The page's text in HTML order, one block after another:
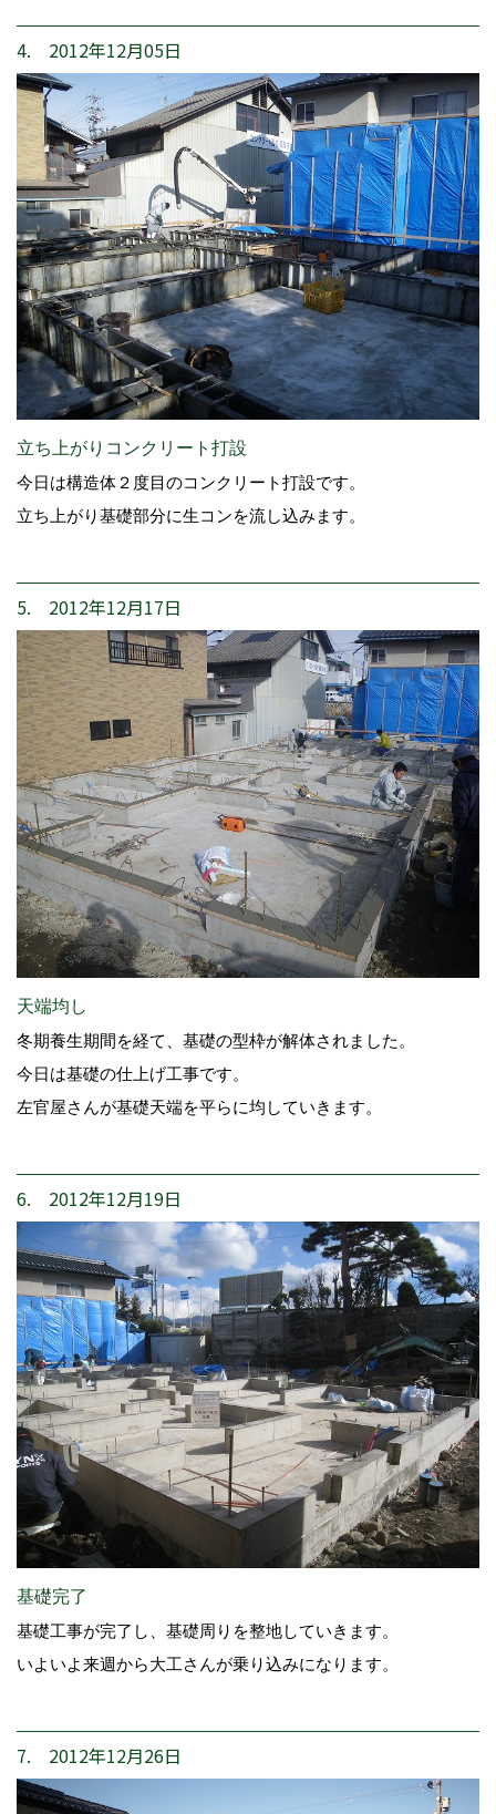
4. 2012年12月05日
立ち上がりコンクリート打設
今日は構造体２度目のコンクリート打設です。
立ち上がり基礎部分に生コンを流し込みます。
5. 2012年12月17日
天端均し
冬期養生期間を経て、基礎の型枠が解体されました。
今日は基礎の仕上げ工事です。
左官屋さんが基礎天端を平らに均していきます。
6. 2012年12月19日
基礎完了
基礎工事が完了し、基礎周りを整地していきます。
いよいよ来週から大工さんが乗り込みになります。
7. 2012年12月26日